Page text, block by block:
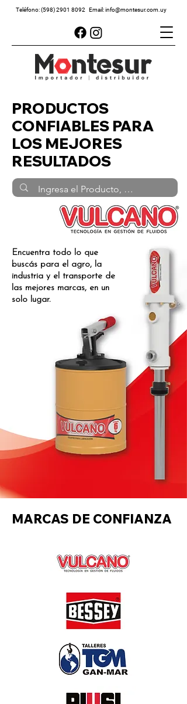
Teléfono:(598) 2901 8092 Email:info@montesur.com.uy
PRODUCTOS
CONFIABLES PARA
LOS MEJORES
RESULTADOS
Encuentra todo lo que
buscás para el agro, la
industria y el transporte de
las mejores marcas, en un
solo lugar.
MARCAS DE CONFIANZA